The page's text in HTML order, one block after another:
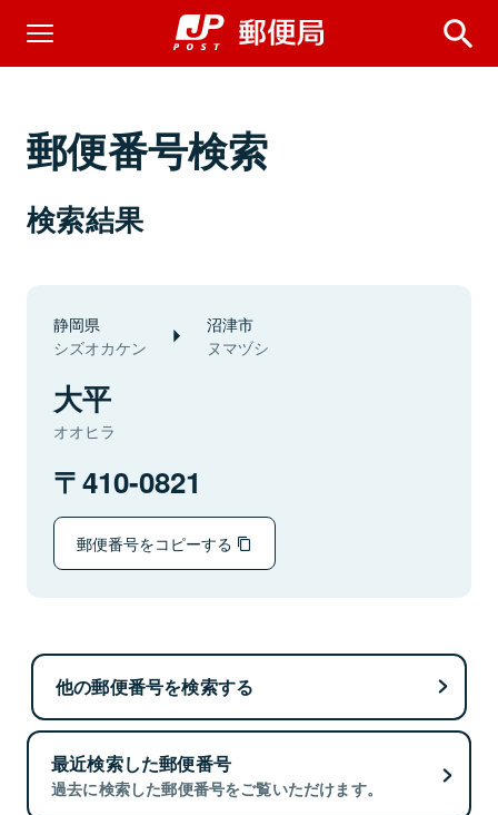
郵便番号検索
検索結果
静岡県
シズオカケン
沼津市
ヌマヅシ
大平
オオヒラ
410-0821
郵便番号をコピーする
他の郵便番号を検索する
最近検索した郵便番号
過去に検索した郵便番号をご覧いただけます。